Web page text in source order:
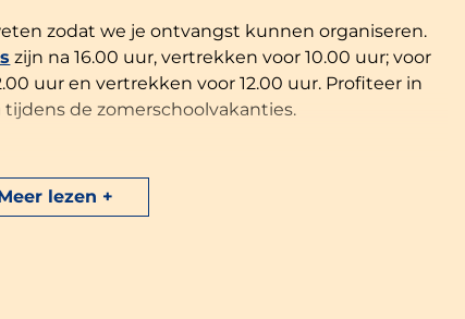
lezen
zodat we je ontvangst kunnen organiseren.
zijn na 16.00 uur, vertrekken voor 10.00 uur; voor
uur en vertrekken voor 12.00 uur. Profiteer in
de zomerschoolvakanties.
Voor laatkomers is er een parkeerplaats
Er is een conciërge aanwezig die ’s nachts